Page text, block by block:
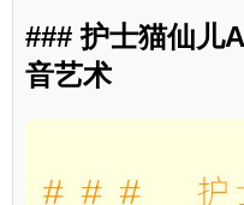
### 护士猫仙儿
音艺术